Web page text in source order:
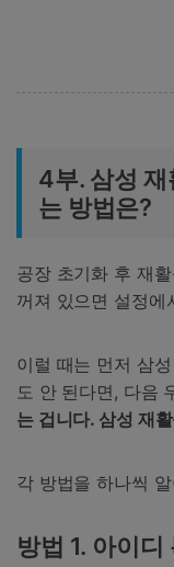
4부. 삼성
는 방법은?
공장 초기화 후 재
꺼져 있으면 설정에
이럴 때는 먼저 삼
도 안 된다면, 다음
는 겁니다. 삼성 재
각 방법을 하나씩
방법 1. 아이디